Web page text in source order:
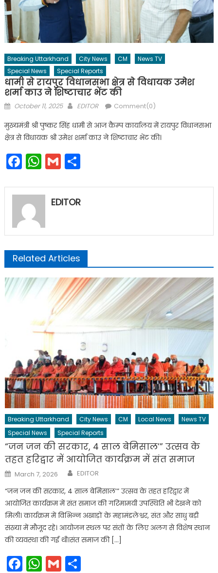
Breaking Uttarkhand City News CM
News TV
Special News
Special Reports
धामी से रायपुर विधानसभा क्षेत्र से विधायक उमेश
शर्मा काउ ने शिष्टाचार भेंट की
Posted
October 11, 2025 Author
EDITOR Comment(0)
मुख्यमंत्री श्री पुष्कर सिंह धामी से आज कैम्प कार्यालय में रायपुर विधानसभा
क्षेत्र से विधायक श्री उमेश शर्मा काउ ने शिष्टाचार भेंट की।
Facebook
WhatsApp
GmailShare
EDITOR
Related Articles
Breaking Uttarkhand City News CM Local News
News TV
Special News
Special Reports
“जन जन की सरकार, 4 साल बेमिसाल’” उत्सव के
तहत हरिद्वार में आयोजित कार्यक्रम में संत समाज
Posted
on
March 7, 2026 Author
EDITOR
“जन जन की सरकार, 4 साल बेमिसाल’” उत्सव के तहत हरिद्वार में
आयोजित कार्यक्रम में संत समाज की गरिमामयी उपस्थिति भी देखने को
मिली। कार्यक्रम में विभिन्न अखाड़ों के महामंडलेश्वर, संत और साधु बड़ी
संख्या में मौजूद रहे। आयोजन स्थल पर संतों के लिए अलग से विशेष स्थान
की व्यवस्था की गई थी।संत समाज की […]
Facebook
WhatsApp
Gmail